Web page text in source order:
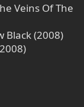
Veins Of The
Black (2008)